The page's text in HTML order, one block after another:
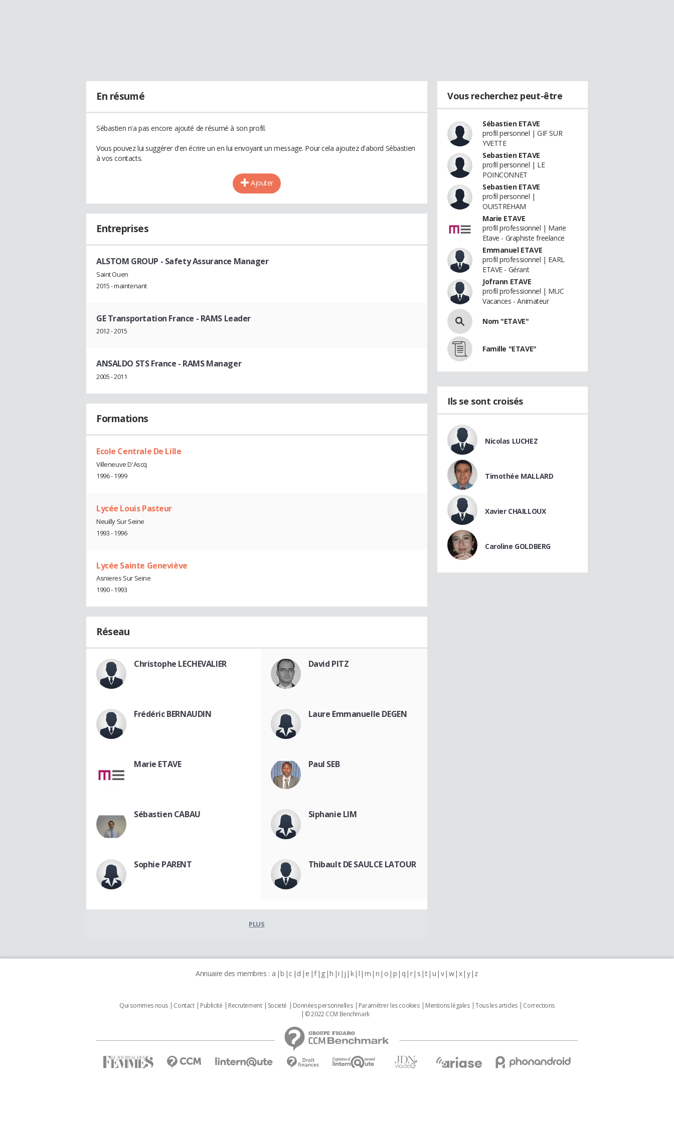
En résumé
Sébastien n'a pas encore ajouté de résumé à son profil.
Vous pouvez lui suggérer d'en écrire un en lui envoyant un message. Pour cela ajoutez d'abord Sébastien
à vos contacts.
Ajouter
Entreprises
ALSTOM GROUP - Safety Assurance Manager
Saint Ouen
2015 - maintenant
GE Transportation France - RAMS Leader
2012 - 2015
ANSALDO STS France - RAMS Manager
2005 - 2011
Formations
Ecole Centrale De Lille
Villeneuve D'Ascq
1996 - 1999
Lycée Louis Pasteur
Neuilly Sur Seine
1993 - 1996
Lycée Sainte Geneviève
Asnieres Sur Seine
1990 - 1993
Réseau
Christophe LECHEVALIER David PITZ
Frédéric BERNAUDIN Laure Emmanuelle DEGEN
Marie ETAVE Paul SEB
Sébastien CABAU Siphanie LIM
Sophie PARENT Thibault DE SAULCE LATOUR
PLUS
Vous recherchez peut-être
Sébastien ETAVE
profil personnel | GIF SUR
YVETTE
Sebastien ETAVE
profil personnel | LE
POINCONNET
Sebastien ETAVE
profil personnel |
OUISTREHAM
Marie ETAVE
profil professionnel | Marie
Etave - Graphiste freelance
Emmanuel ETAVE
profil professionnel | EARL
ETAVE - Gérant
Jofrann ETAVE
profil professionnel | MUC
Vacances - Animateur
Nom "ETAVE"
Famille "ETAVE"
Ils se sont croisés
Nicolas LUCHEZ
Timothée MALLARD
Xavier CHAILLOUX
Caroline GOLDBERG
Annuaire des membres : a b c d e f g h i j k l m n o p q r s t u v w x y z
Qui sommes nous Contact Publicité Recrutement Societé Données personnelles Paramétrer les cookies Mentions légales Tous les articles
Corrections
© 2022 CCM Benchmark